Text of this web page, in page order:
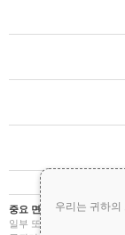
우리는 귀하
중요 면책 조항: 암호화폐
일부 또는 전부를 잃을 수